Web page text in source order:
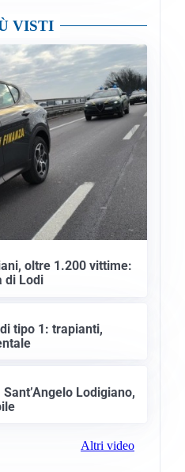
VISTI
oltre 1.200 vittime:
di Lodi
tipo 1: trapianti,
Lodigiano,
Altri video